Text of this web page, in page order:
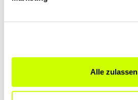
Alle zulassen